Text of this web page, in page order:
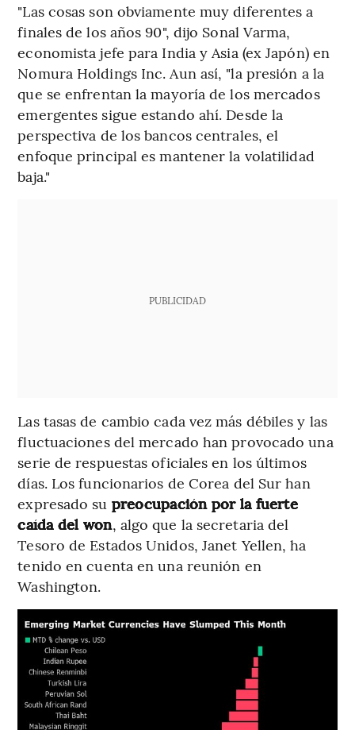
"Las cosas son obviamente muy diferentes a
finales de los años 90", dijo Sonal Varma,
economista jefe para India y Asia (ex Japón) en
Nomura Holdings Inc. Aun así, "la presión a la
que se enfrentan la mayoría de los mercados
emergentes sigue estando ahí. Desde la
perspectiva de los bancos centrales, el
enfoque principal es mantener la volatilidad
baja."
PUBLICIDAD
Las tasas de cambio cada vez más débiles y las
fluctuaciones del mercado han provocado una
serie de respuestas oficiales en los últimos
días. Los funcionarios de Corea del Sur han
expresado su preocupación por la fuerte
caída del won, algo que la secretaria del
Tesoro de Estados Unidos, Janet Yellen, ha
tenido en cuenta en una reunión en
Washington.